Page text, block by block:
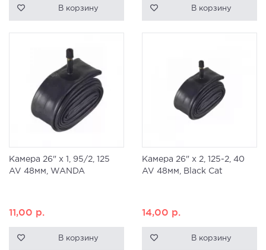
В корзину В корзину
Камера 26" x 1, 95/2, 125
AV 48мм, WANDA
11,00 р.
В корзину
Камера 26" x 2, 125-2, 40
AV 48мм, Black Cat
14,00 р.
В корзину